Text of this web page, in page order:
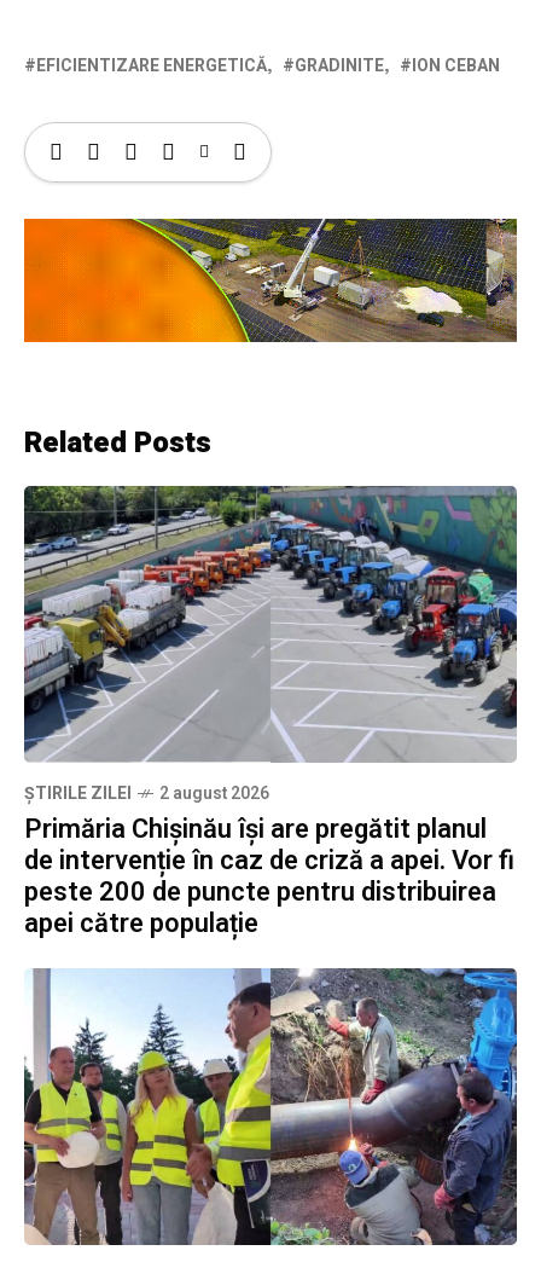
EFICIENTIZARE ENERGETICĂ GRADINITE ION CEBAN
Related Posts
ȘTIRILE ZILEI 2 august 2026
Primăria Chișinău își are pregătit planul
de intervenție în caz de criză a apei. Vor fi
peste 200 de puncte pentru distribuirea
apei către populație